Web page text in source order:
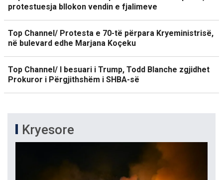
protestuesja bllokon vendin e fjalimeve
Top Channel/ Protesta e 70-të përpara Kryeministrisë,
në bulevard edhe Marjana Koçeku
Top Channel/ I besuari i Trump, Todd Blanche zgjidhet
Prokuror i Përgjithshëm i SHBA-së
Kryesore